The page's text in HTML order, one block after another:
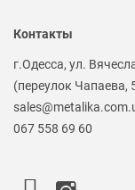
Контакты
г.Одесса, ул.
(переулок Чапаева,
067 558 69 60